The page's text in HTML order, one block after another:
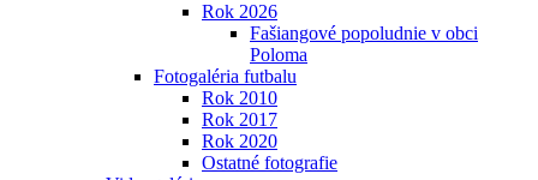
Rok 2026
Fašiangové popoludnie v obci
Poloma
Fotogaléria futbalu
Rok 2010
Rok 2017
Rok 2020
Ostatné fotografie